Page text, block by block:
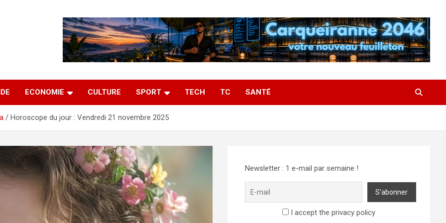
ECONOMIE CULTURE SPORT TECH TC SANTÉ
Horoscope du jour : Vendredi 21 novembre 2025
Newsletter : 1 e-mail par semaine !
I accept the privacy policy